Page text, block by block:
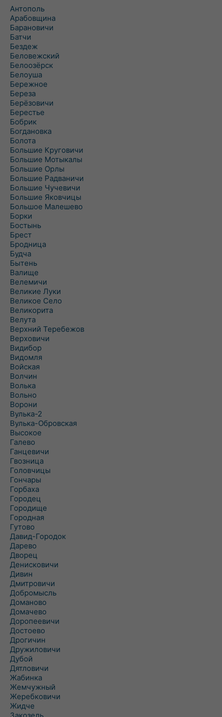
Антополь
Арабовщина
Барановичи
Батчи
Бездеж
Беловежский
Белоозёрск
Белоуша
Бережное
Береза
Берёзовичи
Берестье
Бобрик
Богдановка
Болота
Большие Круговичи
Большие Мотыкалы
Большие Орлы
Большие Радваничи
Большие Чучевичи
Большие Яковчицы
Большое Малешево
Борки
Бостынь
Брест
Бродница
Будча
Бытень
Валище
Велемичи
Великие Луки
Великое Село
Великорита
Велута
Верхний Теребежов
Верховичи
Видибор
Видомля
Войская
Волчин
Волька
Вольно
Ворони
Вулька-2
Вулька-Обровская
Высокое
Галево
Ганцевичи
Гвозница
Головчицы
Гончары
Горбаха
Городец
Городище
Городная
Гутово
Давид-Городок
Дарево
Дворец
Денисковичи
Дивин
Дмитровичи
Добромысль
Доманово
Домачево
Доропеевичи
Достоево
Дрогичин
Дружиловичи
Дубой
Дятловичи
Жабинка
Жемчужный
Жеребковичи
Жидче